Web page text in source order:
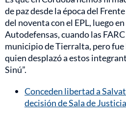
de paz desde la época del
del noventa con el EPL, luego
Autodefensas, cuando las
municipio de Tierralta, pero
quien desplazó a estos
Sinú”.
Conceden libertad a
decisión de Sala de